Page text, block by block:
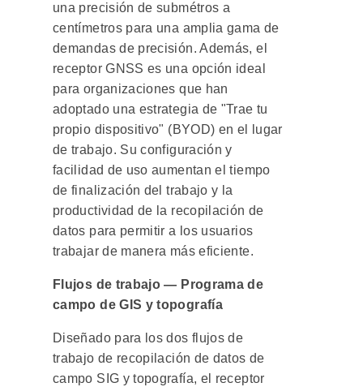
una precisión de submétros a
centímetros para una amplia gama de
demandas de precisión. Además, el
receptor GNSS es una opción ideal
para organizaciones que han
adoptado una estrategia de "Trae tu
propio dispositivo" (BYOD) en el lugar
de trabajo. Su configuración y
facilidad de uso aumentan el tiempo
de finalización del trabajo y la
productividad de la recopilación de
datos para permitir a los usuarios
trabajar de manera más eficiente.
Flujos de trabajo — Programa de
campo de GIS y topografía
Diseñado para los dos flujos de
trabajo de recopilación de datos de
campo SIG y topografía, el receptor